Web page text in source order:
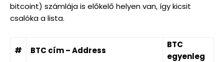
bitcoint) számlája is előkelő helyen van, így kicsit
csalóka a lista.
# BTC cím – Address
BTC
egyenleg